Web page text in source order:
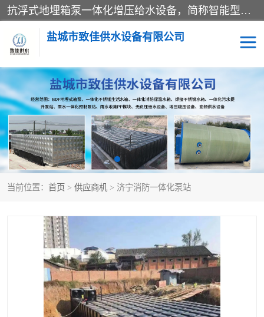
抗浮式地埋箱泵一体化增压给水设备，简称智能型泵站。它由由水泵机组、消防水箱、泵房三大部分组成，其抗浮效果好，因为设计时通过将底板与箱体联在一起，箱体重量抵消了地下水浮力。系统维护好，内部拉筋、泵站、管道，喷淋等各部运行正堂，无一损坏；结构更牢固。
盐城市致佳供水设备有限公司
当前位置： 首页 > 供应商机 > 济宁消防一体化泵站
消防一体化水箱 地埋箱泵一体化
一体化污水泵站